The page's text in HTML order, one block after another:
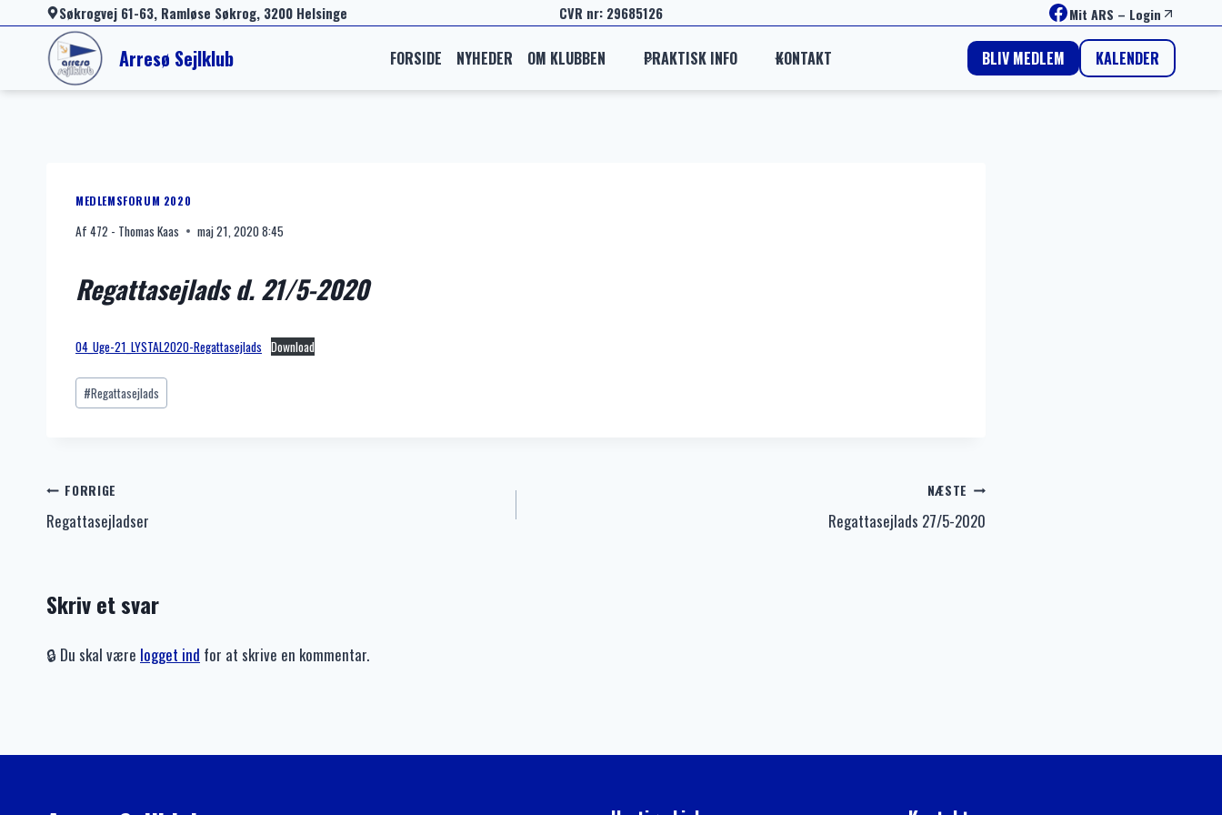
Søkrogvej 61-63, Ramløse Søkrog, 3200 Helsinge CVR nr: 29685126 Facebook
Mit ARS – Login
Arresø Sejlklub FORSIDE NYHEDER OM KLUBBEN PRAKTISK INFO KONTAKT BLIV MEDLEM KALENDER
MEDLEMSFORUM 2020
Af 472 - Thomas Kaas maj 21, 2020 8:45
Regattasejlads d. 21/5-2020
04_Uge-21_LYSTAL2020-Regattasejlads Download
Indlæg-
tags:
#Regattasejlads
Indlægsnavigation
FORRIGE
Regattasejladser
NÆSTE
Regattasejlads 27/5-2020
Skriv et svar
🔒 Du skal være logget ind for at skrive en kommentar.